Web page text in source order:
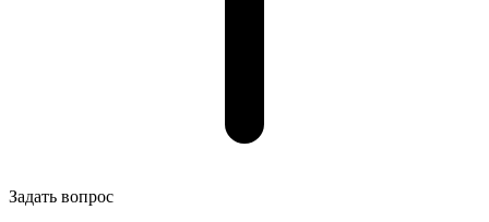
Задать вопрос